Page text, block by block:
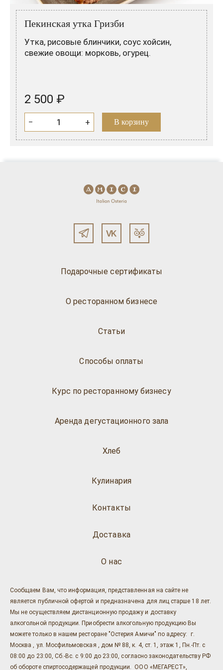
Итальянские вина
Французские вина
Граппа
Водка
Пекинская утка Гризби
Утка, рисовые блинчики, соус хойсин,
свежие овощи: морковь, огурец.
2 500 ₽
− + В корзину
Подарочные сертификаты
О ресторанном бизнесе
Статьи
Способы оплаты
Курс по ресторанному бизнесу
Аренда дегустационного зала
Хлеб
Кулинария
О нас
Доставка
Контакты
Сообщаем Вам, что информация, представленная на сайте не
является публичной офертой и предназначена для лиц старше 18 лет.
Мы не осуществляем дистанционную продажу и доставку
алкогольной продукции. Приобрести алкогольную продукцию Вы
можете только в нашем ресторане "Остерия Амичи" по адресу: г.
Москва , ул. Мосфильмовская , дом № 88, к. 4, ст. 1, этаж 1, Пн.-Пт. с
08:00 до 23:00, Сб.-Вс. с 9:00 до 23:00, согласно законодательству РФ
об обороте спиртосодержащей продукции. ООО «МЕГАРЕСТ»,